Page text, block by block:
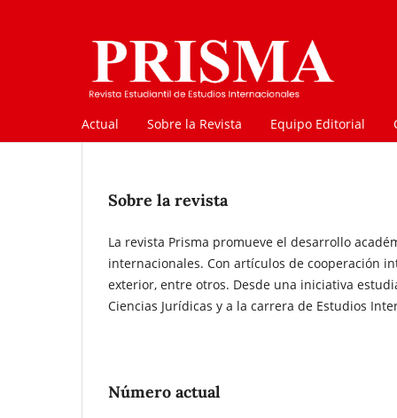
Actual Sobre la Revista Equipo Editorial
Sobre la revista
La revista Prisma promueve el desarrollo
internacionales. Con artículos de cooperación
exterior, entre otros. Desde una iniciativa
Ciencias Jurídicas y a la carrera de Estudios
Número actual